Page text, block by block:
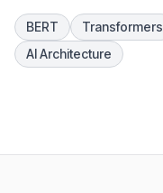
BERT Transformers
AI Architecture